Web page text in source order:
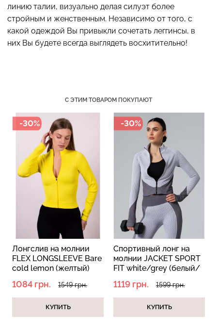
линию талии, визуально делая силуэт более
стройным и женственным. Независимо от того, с
какой одеждой Вы привыкли сочетать леггинсы, в
них Вы будете всегда выглядеть восхитительно!
С ЭТИМ ТОВАРОМ ПОКУПАЮТ
-30%
Лонгслив на молнии
FLEX LONGSLEEVE Bare
cold lemon (желтый)
1084 грн. 1549 грн.
КУПИТЬ
-30%
Спортивный лонг на
молнии JACKET SPORT
FIT white/grey (белый/
1119 грн. 1599 грн.
КУПИТЬ
Топ на бретелях в рубчик
Бесшовный топ на тонких
Бесшовный топ с легкой
SHAPEWEAR nude
(бежевый) Giulia
Бесшовные трусы слипы
LEG SHAPEWEAR black
(черный) Giulia